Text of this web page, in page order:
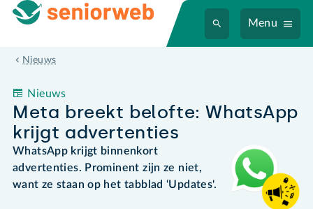
Menu
Nieuws
Meta breekt belofte: WhatsApp krijgt advertenties
Nieuws
Meta breekt belofte: WhatsApp
krijgt advertenties
WhatsApp krijgt binnenkort
advertenties. Prominent zijn ze niet,
want ze staan op het tabblad ‘Updates'.